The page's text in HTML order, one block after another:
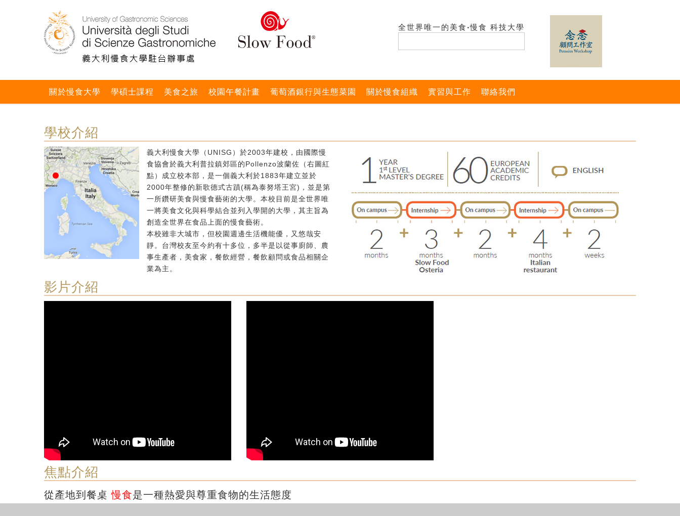
全世界唯一的美食‧慢食 科技大學
關於慢食大學 學碩士課程 美食之旅 校園午餐計畫 葡萄酒銀行與生態菜園 關於慢食組織 實習與工作 聯絡我們
學校介紹
義大利慢食大學（UNISG）於2003年建校，由國際慢
食協會於義大利普拉鎮郊區的Pollenzo波蘭佐（右圖紅
點）成立校本部，是一個義大利於1883年建立並於
2000年整修的新歌德式古蹟(稱為泰努塔王宮)，並是第
一所鑽研美食與慢食藝術的大學。本校目前是全世界唯
一將美食文化與科學結合並列入學開的大學，其主旨為
創造全世界在食品上面的慢食藝術。
本校雖非大城市，但校園週邊生活機能優，又悠哉安
靜。台灣校友至今約有十多位，多半是以從事廚師、農
事生產者，美食家，餐飲經營，餐飲顧問或食品相關企
業為主。
影片介紹
焦點介紹
從產地到餐桌慢食是一種熱愛與尊重食物的生活態度